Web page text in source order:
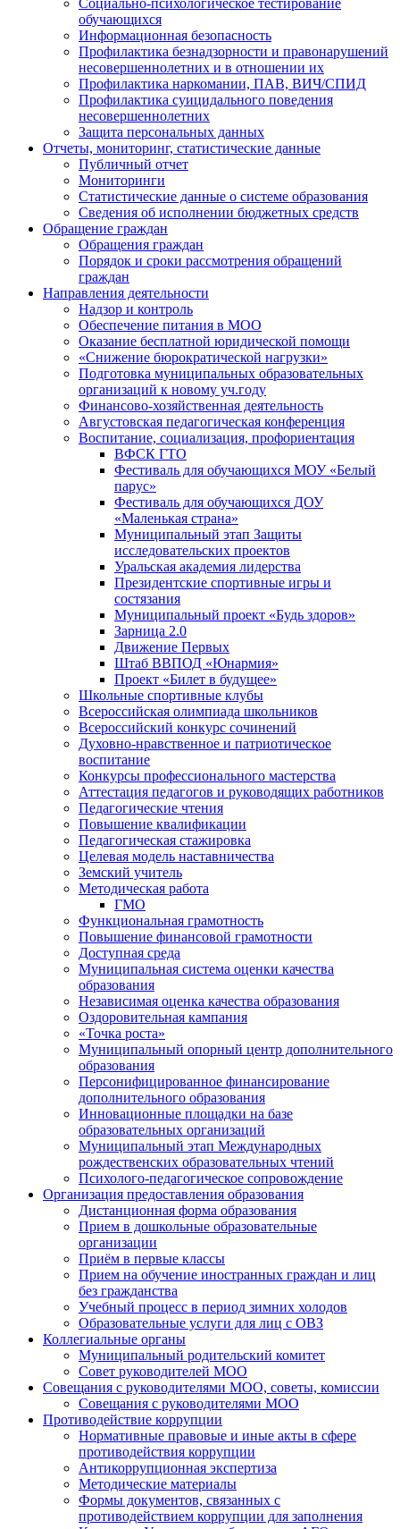
Социально-психологическое тестирование
обучающихся
Информационная безопасность
Профилактика безнадзорности и правонарушений
несовершеннолетних и в отношении их
Профилактика наркомании, ПАВ, ВИЧ/СПИД
Профилактика суицидального поведения
несовершеннолетних
Защита персональных данных
Отчеты, мониторинг, статистические данные
Публичный отчет
Мониторинги
Статистические данные о системе образования
Сведения об исполнении бюджетных средств
Обращение граждан
Обращения граждан
Порядок и сроки рассмотрения обращений
граждан
Направления деятельности
Надзор и контроль
Обеспечение питания в МОО
Оказание бесплатной юридической помощи
«Снижение бюрократической нагрузки»
Подготовка муниципальных образовательных
организаций к новому уч.году
Финансово-хозяйственная деятельность
Августовская педагогическая конференция
Воспитание, социализация, профориентация
ВФСК ГТО
Фестиваль для обучающихся МОУ «Белый
парус»
Фестиваль для обучающихся ДОУ
«Маленькая страна»
Муниципальный этап Защиты
исследовательских проектов
Уральская академия лидерства
Президентские спортивные игры и
состязания
Муниципальный проект «Будь здоров»
Зарница 2.0
Движение Первых
Штаб ВВПОД «Юнармия»
Проект «Билет в будущее»
Школьные спортивные клубы
Всероссийская олимпиада школьников
Всероссийский конкурс сочинений
Духовно-нравственное и патриотическое
воспитание
Конкурсы профессионального мастерства
Аттестация педагогов и руководящих работников
Педагогические чтения
Повышение квалификации
Педагогическая стажировка
Целевая модель наставничества
Земский учитель
Методическая работа
ГМО
Функциональная грамотность
Повышение финансовой грамотности
Доступная среда
Муниципальная система оценки качества
образования
Независимая оценка качества образования
Оздоровительная кампания
«Точка роста»
Муниципальный опорный центр дополнительного
образования
Персонифицированное финансирование
дополнительного образования
Инновационные площадки на базе
образовательных организаций
Муниципальный этап Международных
рождественских образовательных чтений
Психолого-педагогическое сопровождение
Организация предоставления образования
Дистанционная форма образования
Прием в дошкольные образовательные
организации
Приём в первые классы
Прием на обучение иностранных граждан и лиц
без гражданства
Учебный процесс в период зимних холодов
Образовательные услуги для лиц с ОВЗ
Коллегиальные органы
Муниципальный родительский комитет
Совет руководителей МОО
Совещания с руководителями МОО, советы, комиссии
Совещания с руководителями МОО
Противодействие коррупции
Нормативные правовые и иные акты в сфере
противодействия коррупции
Антикоррупционная экспертиза
Методические материалы
Формы документов, связанных с
противодействием коррупции для заполнения